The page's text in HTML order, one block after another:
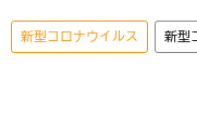
新型コロナウイルス 新型